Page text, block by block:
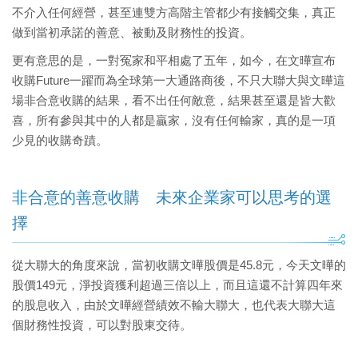
不介入任何經營，甚至連雙方高階主管都少有接觸交集，真正
做到當初承諾的善意、被動及財務性的投資。
更有意思的是，一對冤家和平相處了五年，如今，在文曄宣布
收購Future一躍而為全球第一大通路商後，不只大聯大與文曄這
場非合意收購的結果，看不出任何敵意，結果甚至還是皆大歡
喜，所有參與其中的人都是贏家，沒有任何輸家，真的是一項
少見的收購奇蹟。
非合意的善意收購 未來企業家可以思考的選
擇
從大聯大的角度來說，當初收購文曄股價是45.8元，今天文曄的
股價149元，淨投資獲利超過三倍以上，而且這還不計算四年來
的股息收入，由於文曄經營績效不輸大聯大，也代表大聯大這
個財務性投資，可以對股東交待。